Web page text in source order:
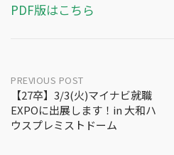
PDF版はこちら
Post
navigation
PREVIOUS POST
【27卒】3/3(火)マイナビ就職
EXPOに出展します！in 大和ハ
ウスプレミストドーム